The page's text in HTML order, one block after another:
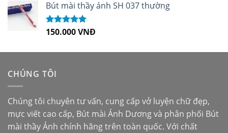
sao
Bút mài thầy ánh SH 037 thường
Được xếp
150.000VNĐ
CHÚNG TÔI
Chúng tôi chuyên tư vấn, cung cấp vở luyện chữ đẹp,
mực viết cao cấp, Bút mài Ánh Dươngvà phân phối Bút
mài thầy Ánh chính hãng trên toàn quốc. Với chất